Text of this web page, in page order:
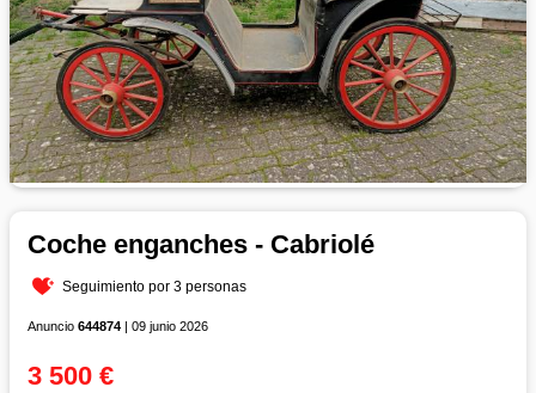
Coche enganches - Cabriolé
Seguimiento por 3 personas
Anuncio 644874 | 09 junio 2026
3 500 €